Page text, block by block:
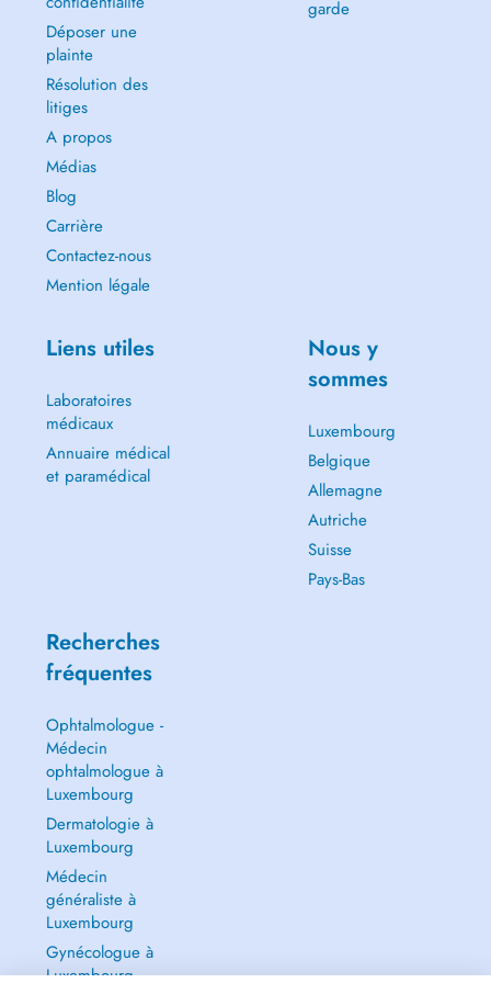
-Adjusting your intake based on your individual requirements and
energy expenditure.
-Education on sports nutrition to make you independent in managing
your diet.
Note: Sports nutrition consultations are not reimbursed by the CNS.
Déposer une
plainte
Résolution des
litiges
A propos
Médias
Blog
Carrière
Contactez-nous
Mention légale
garde
Liens utiles
Laboratoires
médicaux
Annuaire médical
et paramédical
Nous y
sommes
Luxembourg
Belgique
Allemagne
Autriche
Suisse
Pays-Bas
Recherches
fréquentes
Ophtalmologue -
Médecin
ophtalmologue à
Luxembourg
Dermatologie à
Luxembourg
Médecin
généraliste à
Luxembourg
Gynécologue à
Luxembourg